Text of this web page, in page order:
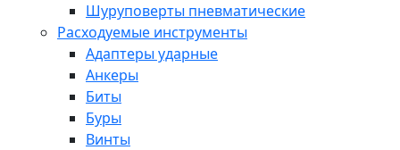
Шуруповерты пневматические
Расходуемые инструменты
Адаптеры ударные
Анкеры
Биты
Буры
Винты